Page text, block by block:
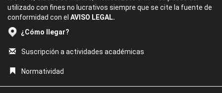
utilizado con fines no lucrativos siempre que se cite la fuente de
conformidad con el AVISO LEGAL.
¿Cómo llegar?
Suscripción a actividades académicas
Normatividad